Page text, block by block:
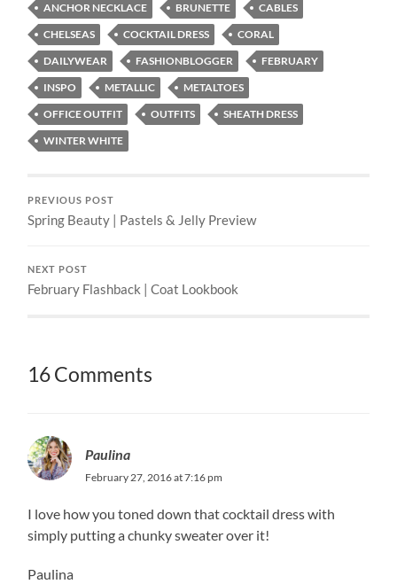
ANCHOR NECKLACE BRUNETTE
CABLES
CHELSEAS
COCKTAIL DRESS
CORAL
DAILYWEAR
FASHIONBLOGGER
FEBRUARY
INSPO
METALLIC
METALTOES
OFFICE OUTFIT
OUTFITS
SHEATH DRESS
WINTER WHITE
PREVIOUS POST
Spring Beauty | Pastels & Jelly Preview
NEXT POST
February Flashback | Coat Lookbook
16 Comments
Paulina
February 27, 2016 at 7:16 pm
I love how you toned down that cocktail dress with
simply putting a chunky sweater over it!
Paulina